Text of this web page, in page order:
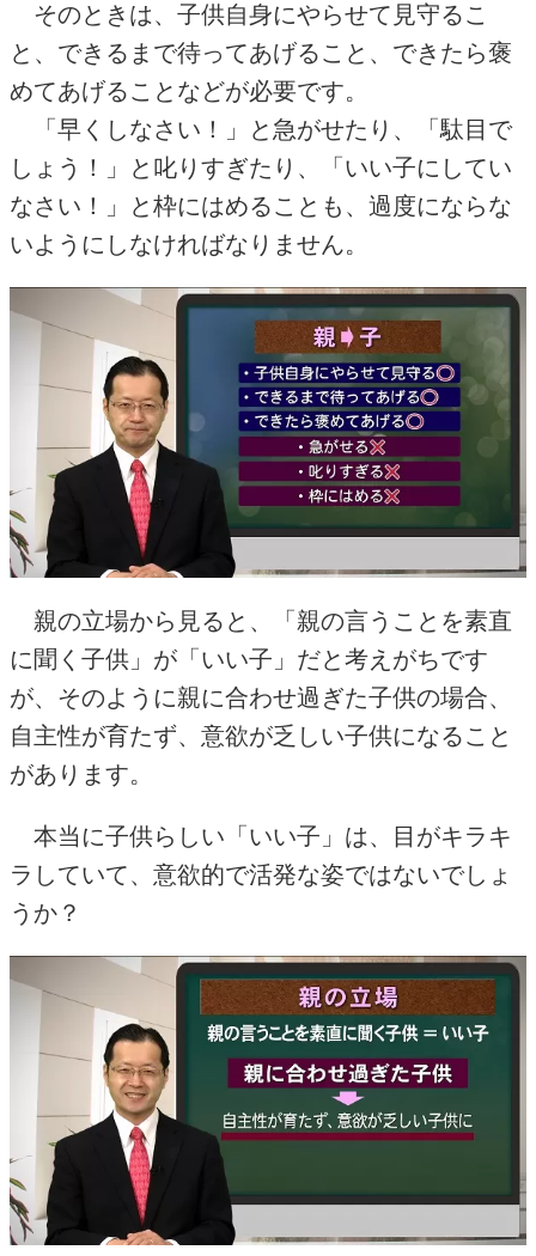
そのときは、子供自身にやらせて見守るこ
と、できるまで待ってあげること、できたら褒
めてあげることなどが必要です。
「早くしなさい！」と急がせたり、「駄目で
しょう！」と叱りすぎたり、「いい子にしてい
なさい！」と枠にはめることも、過度にならな
いようにしなければなりません。
親の立場から見ると、「親の言うことを素直
に聞く子供」が「いい子」だと考えがちです
が、そのように親に合わせ過ぎた子供の場合、
自主性が育たず、意欲が乏しい子供になること
があります。
本当に子供らしい「いい子」は、目がキラキ
ラしていて、意欲的で活発な姿ではないでしょ
うか？